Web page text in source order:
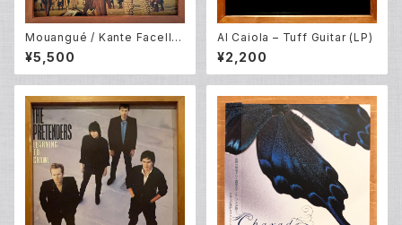
Mouangué / Kante Facelli /
Keita Fodeba – The Voices
And Drums Of Africa (LP)
¥5,500
Al Caiola – Tuff Guitar (LP)
¥2,200